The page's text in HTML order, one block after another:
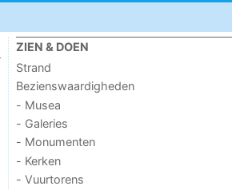
ZIEN & DOEN
Strand
Bezienswaardigheden
- Musea
- Galeries
- Monumenten
- Kerken
- Vuurtorens